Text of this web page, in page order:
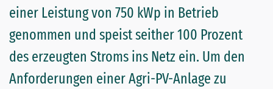
einer Leistung von 750 kWp in Betrieb
genommen und speist seither 100 Prozent
des erzeugten Stroms ins Netz ein. Um den
Anforderungen einer Agri-PV-Anlage zu